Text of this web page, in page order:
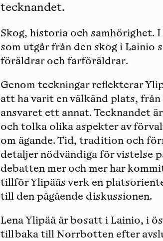
tecknandet.
Skog, historia och samhörighet. I
som utgår från den skog i Lainio
föräldrar och farföräldrar.
Genom teckningar reflekterar
att ha varit en välkänd plats,
ansvaret ett annat. Tecknandet
och tolka olika aspekter av
om ägande. Tid, tradition och
detaljer nödvändiga för vistelse
debatten mer och mer har
tillför Ylipääs verk en
till den pågående diskussionen.
Lena Ylipää är bosatt i Lainio, i
tillbaka till Norrbotten efter